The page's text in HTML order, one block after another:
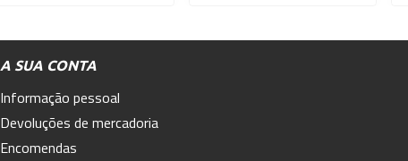
A SUA CONTA
Informação pessoal
Devoluções de mercadoria
Encomendas